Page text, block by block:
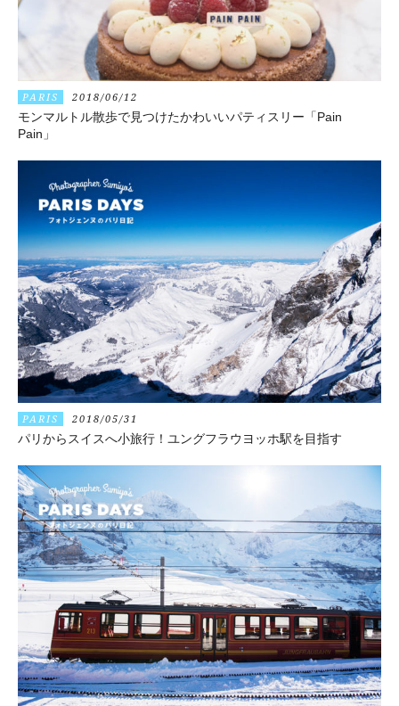
PARIS 2018/06/12
モンマルトル散歩で見つけたかわいいパティスリー「Pain
Pain」
PARIS 2018/05/31
パリからスイスへ小旅行！ユングフラウヨッホ駅を目指す